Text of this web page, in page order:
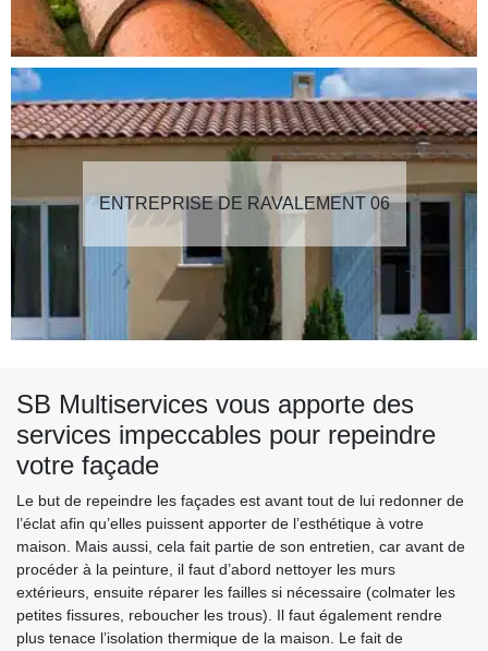
ENTREPRISE DE RAVALEMENT 06
SB Multiservices vous apporte des
services impeccables pour repeindre
votre façade
Le but de repeindre les façades est avant tout de lui redonner de
l’éclat afin qu’elles puissent apporter de l’esthétique à votre
maison. Mais aussi, cela fait partie de son entretien, car avant de
procéder à la peinture, il faut d’abord nettoyer les murs
extérieurs, ensuite réparer les failles si nécessaire (colmater les
petites fissures, reboucher les trous). Il faut également rendre
plus tenace l’isolation thermique de la maison. Le fait de